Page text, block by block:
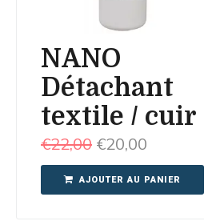
NANO
Détachant
textile / cuir
€22,00 €20,00
AJOUTER AU PANIER